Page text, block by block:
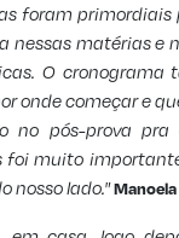
foram primordiais
nessas matérias e
O cronograma
onde começar e
no pós-prova pra
foi muito
nosso lado."